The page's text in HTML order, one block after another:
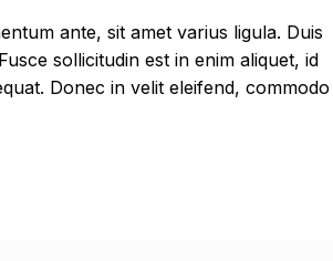
ante, sit amet varius ligula. Duis
sollicitudin est in enim aliquet, id
Donec in velit eleifend, commodo